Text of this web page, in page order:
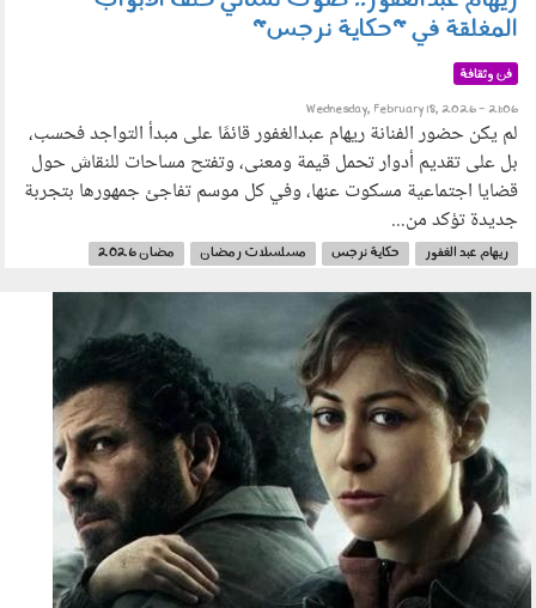
المغلقة في "حكاية نرجس"
فن وثقافة
Wednesday, February 18, 2026 - 21:06
لم يكن حضور الفنانة ريهام عبدالغفور قائمًا على مبدأ التواجد فحسب،
بل على تقديم أدوار تحمل قيمة ومعنى، وتفتح مساحات للنقاش حول
قضايا اجتماعية مسكوت عنها، وفي كل موسم تفاجئ جمهورها بتجربة
جديدة تؤكد من...
ريهام عبد الغفور حكاية نرجس مسلسلات رمضان مضان 2026
160204.jpg